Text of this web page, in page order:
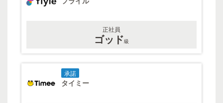
正社員
ゴッド級
承諾
タイミー